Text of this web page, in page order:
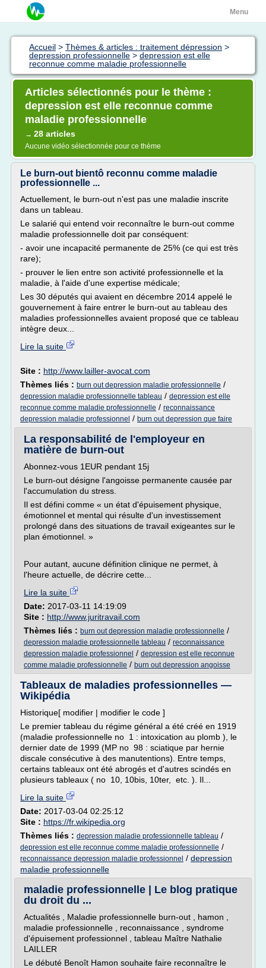
Menu
Accueil > Thèmes & articles : traitement dépression >
depression professionnelle > depression est elle
reconnue comme maladie professionnelle
Articles sélectionnés pour le thème :
depression est elle reconnue comme
maladie professionnelle
→ 28 articles
Aucune vidéo sélectionnée pour ce thème
Le burn-out bientô reconnu comme maladie
professionnelle ...
Actuellement, le burn-out n'est pas une maladie inscrite
dans un tableau.
Le salarié qui entend voir reconnaître le burn-out comme
maladie professionnelle doit par conséquent:
- avoir une incapacité permanente de 25% (ce qui est très
rare);
- prouver le lien entre son activité professionnelle et la
maladie, à l'aide d'une expertise médicale;
Les 30 députés qui avaient en décembre 2014 appelé le
gouvernement à faire entrer le burn-out au tableau des
maladies professionnelles avaient proposé que ce tableau
intègre deux...
Lire la suite
Site : http://www.lailler-avocat.com
Thèmes liés : burn out depression maladie professionnelle /
depression maladie professionnelle tableau / depression est elle
reconnue comme maladie professionnelle / reconnaissance
depression maladie professionnel / burn out depression que faire
La responsabilité de l'employeur en
matière de burn-out
Abonnez-vous 1EUR pendant 15j
Le burn-out désigne l'angoisse permanente causée par
l'accumulation du stress.
Il est défini comme « un état d'épuisement physique,
émotionnel et mental qui résulte d'un investissement
prolongé dans des situations de travail exigeantes sur le
plan émotionnel. »
Pour autant, aucune définition clinique ne permet, à
l'heure actuelle, de décrire cette...
Lire la suite
Date: 2017-03-11 14:19:09
Site : http://www.juritravail.com
Thèmes liés : burn out depression maladie professionnelle /
depression maladie professionnelle tableau / reconnaissance
depression maladie professionnel / depression est elle reconnue
comme maladie professionnelle / burn out depression angoisse
Tableaux de maladies professionnelles —
Wikipédia
Historique[ modifier | modifier le code ]
Le premier tableau du régime général a été créé en 1919
(maladie professionnelle no 1 : intoxication au plomb ), le
dernier date de 1999 (MP no 98 : sciatique par hernie
discale consécutive à des manutentions). Entre temps,
certains tableaux ont été abrogés et d'autres scindés en
plusieurs tableaux ( no 10, 10bis, 10ter, etc. ). Il...
Lire la suite
Date: 2017-03-04 02:25:12
Site : https://fr.wikipedia.org
Thèmes liés : depression maladie professionnelle tableau /
depression est elle reconnue comme maladie professionnelle /
reconnaissance depression maladie professionnel / depression
maladie professionnelle
maladie professionnelle | Le blog pratique
du droit du ...
Actualités , Maladie professionnelle burn-out , hamon ,
maladie professionnelle , reconnaissance , syndrome
d'épuisement professionnel , tableau Maître Nathalie
LAILLER
Le débuté Benoît Hamon souhaite faire reconnaître le